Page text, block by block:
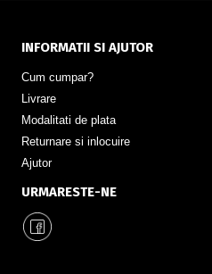
INFORMATII SI AJUTOR
Cum cumpar?
Livrare
Modalitati de plata
Returnare si inlocuire
Ajutor
URMARESTE-NE